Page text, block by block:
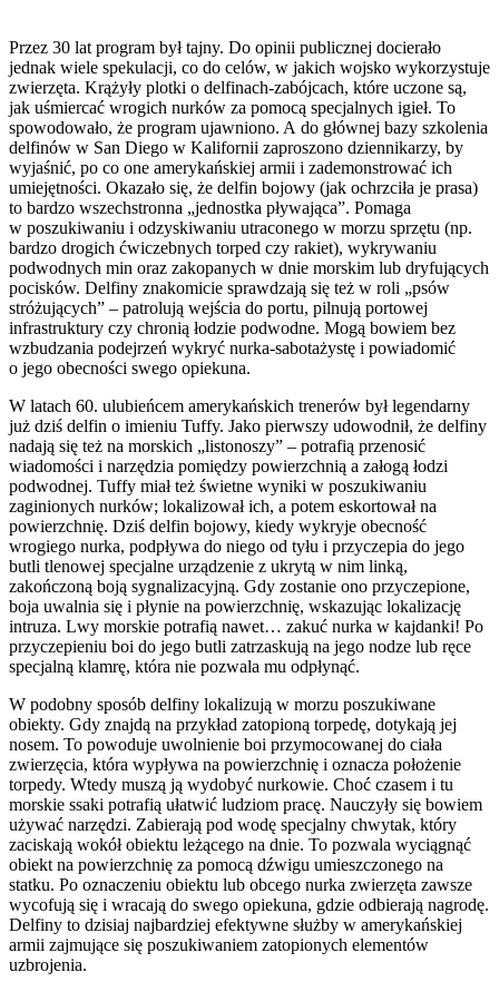
Przez 30 lat program był tajny. Do opinii publicznej docierało
jednak wiele spekulacji, co do celów, w jakich wojsko wykorzystuje
zwierzęta. Krążyły plotki o delfinach-zabójcach, które uczone są,
jak uśmiercać wrogich nurków za pomocą specjalnych igieł. To
spowodowało, że program ujawniono. A do głównej bazy szkolenia
delfinów w San Diego w Kalifornii zaproszono dziennikarzy, by
wyjaśnić, po co one amerykańskiej armii i zademonstrować ich
umiejętności. Okazało się, że delfin bojowy (jak ochrzciła je prasa)
to bardzo wszechstronna „jednostka pływająca”. Pomaga
w poszukiwaniu i odzyskiwaniu utraconego w morzu sprzętu (np.
bardzo drogich ćwiczebnych torped czy rakiet), wykrywaniu
podwodnych min oraz zakopanych w dnie morskim lub dryfujących
pocisków. Delfiny znakomicie sprawdzają się też w roli „psów
stróżujących” – patrolują wejścia do portu, pilnują portowej
infrastruktury czy chronią łodzie podwodne. Mogą bowiem bez
wzbudzania podejrzeń wykryć nurka-sabotażystę i powiadomić
o jego obecności swego opiekuna.
W latach 60. ulubieńcem amerykańskich trenerów był legendarny
już dziś delfin o imieniu Tuffy. Jako pierwszy udowodnił, że delfiny
nadają się też na morskich „listonoszy” – potrafią przenosić
wiadomości i narzędzia pomiędzy powierzchnią a załogą łodzi
podwodnej. Tuffy miał też świetne wyniki w poszukiwaniu
zaginionych nurków; lokalizował ich, a potem eskortował na
powierzchnię. Dziś delfin bojowy, kiedy wykryje obecność
wrogiego nurka, podpływa do niego od tyłu i przyczepia do jego
butli tlenowej specjalne urządzenie z ukrytą w nim linką,
zakończoną boją sygnalizacyjną. Gdy zostanie ono przyczepione,
boja uwalnia się i płynie na powierzchnię, wskazując lokalizację
intruza. Lwy morskie potrafią nawet… zakuć nurka w kajdanki! Po
przyczepieniu boi do jego butli zatrzaskują na jego nodze lub ręce
specjalną klamrę, która nie pozwala mu odpłynąć.
W podobny sposób delfiny lokalizują w morzu poszukiwane
obiekty. Gdy znajdą na przykład zatopioną torpedę, dotykają jej
nosem. To powoduje uwolnienie boi przymocowanej do ciała
zwierzęcia, która wypływa na powierzchnię i oznacza położenie
torpedy. Wtedy muszą ją wydobyć nurkowie. Choć czasem i tu
morskie ssaki potrafią ułatwić ludziom pracę. Nauczyły się bowiem
używać narzędzi. Zabierają pod wodę specjalny chwytak, który
zaciskają wokół obiektu leżącego na dnie. To pozwala wyciągnąć
obiekt na powierzchnię za pomocą dźwigu umieszczonego na
statku. Po oznaczeniu obiektu lub obcego nurka zwierzęta zawsze
wycofują się i wracają do swego opiekuna, gdzie odbierają nagrodę.
Delfiny to dzisiaj najbardziej efektywne służby w amerykańskiej
armii zajmujące się poszukiwaniem zatopionych elementów
uzbrojenia.